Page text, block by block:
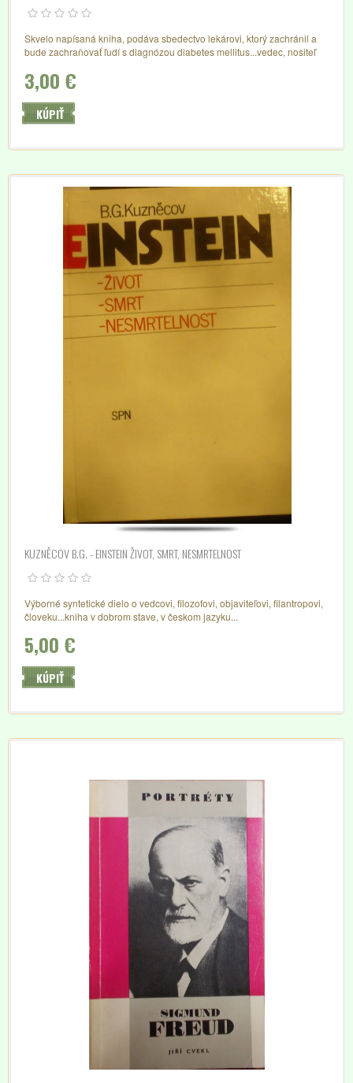
Skvelo napísaná kniha, podáva sbedectvo lekárovi, ktorý zachránil a
bude zachraňovať ľudí s diagnózou diabetes mellitus...vedec, nositeľ
3,00 €
KÚPIŤ
KUZNĚCOV B.G. - EINSTEIN ŽIVOT, SMRT, NESMRTELNOST
Výborné syntetické dielo o vedcovi, filozofovi, objaviteľovi, filantropovi,
človeku...kniha v dobrom stave, v českom jazyku...
5,00 €
KÚPIŤ